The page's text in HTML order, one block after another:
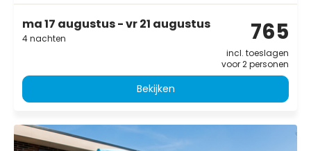
ma 17 augustus - vr 21 augustus
4 nachten 765
incl. toeslagen
voor 2 personen
Bekijken